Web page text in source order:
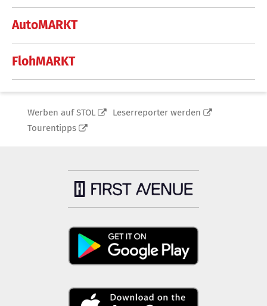
AutoMARKT
FlohMARKT
Werben auf STOL
Leserreporter werden
Tourentipps